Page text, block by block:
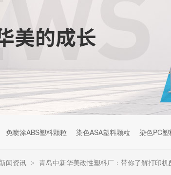
免喷涂ABS塑料颗粒 染色ASA塑料颗粒 染色PC塑
新闻资讯 > 青岛中新华美改性塑料厂：带你了解打印